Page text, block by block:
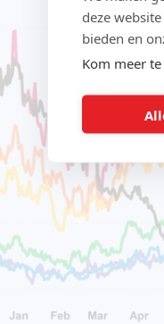
deze
bieden en
Kom meer